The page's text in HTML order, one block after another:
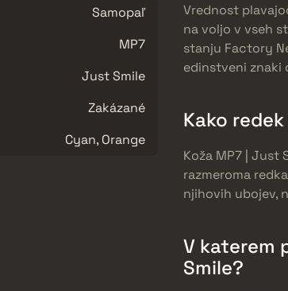
Samopaľ
MP7
Just Smile
Zakázané
Cyan, Orange
Vrednost
na voljo v vseh
stanju Factory
edinstveni znaki
Kako
Koža MP7 | Just
razmeroma
njihovih ubojev,
V katerem
Smile?